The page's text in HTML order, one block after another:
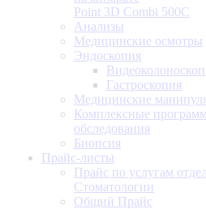
Point 3D Combi 500C
Анализы
Медицинские осмотры
Эндоскопия
Гастроскопия
Медицинские
Комплексные
обследования
Биопсия
Прайс-листы
Прайс по услугам
Стоматологии
Общий Прайс